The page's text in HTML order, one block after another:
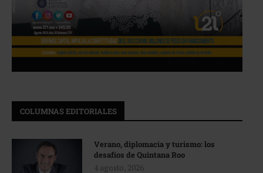
COLUMNAS EDITORIALES
Verano, diplomacia y turismo: los
desafíos de Quintana Roo
4 agosto, 2026